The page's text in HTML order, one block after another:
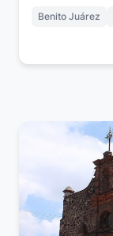
Benito Juárez